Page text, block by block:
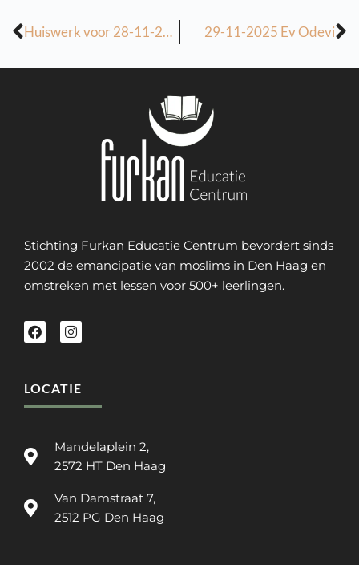
Huiswerk voor 28-11-2025 29-11-2025 Ev Odevi
Stichting Furkan Educatie Centrum bevordert sinds
2002 de emancipatie van moslims in Den Haag en
omstreken met lessen voor 500+ leerlingen.
LOCATIE
Mandelaplein 2,
2572 HT Den Haag
Van Damstraat 7,
2512 PG Den Haag